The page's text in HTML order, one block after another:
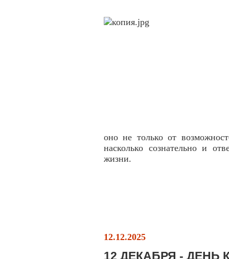
оно не только от
насколько сознательно и
жизни.
12.12.2025
12 ДЕКАБРЯ -